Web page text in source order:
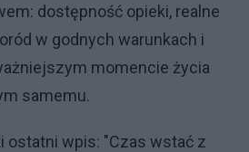
dostępność opieki, realne
w godnych warunkach i
momencie życia
samemu.
ostatni wpis: "Czas wstać z